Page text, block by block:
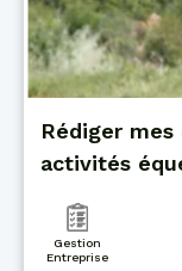
Rédiger
activités
Gestion
Entreprise